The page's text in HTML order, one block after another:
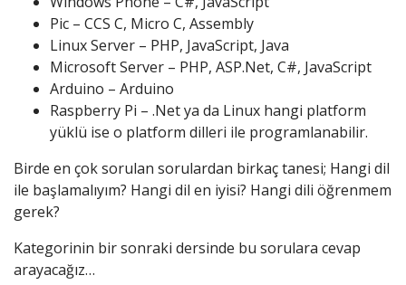
Pic – CCS C, Micro C, Assembly
Linux Server – PHP, JavaScript, Java
Microsoft Server – PHP, ASP.Net, C#, JavaScript
Arduino – Arduino
Raspberry Pi – .Net ya da Linux hangi platform
yüklü ise o platform dilleri ile programlanabilir.
Birde en çok sorulan sorulardan birkaç tanesi; Hangi dil
ile başlamalıyım? Hangi dil en iyisi? Hangi dili öğrenmem
gerek?
Kategorinin bir sonraki dersinde bu sorulara cevap
arayacağız…